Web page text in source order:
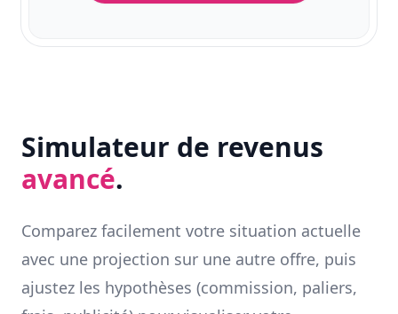
Simulateur de revenus
avancé.
Comparez facilement votre situation actuelle
avec une projection sur une autre offre, puis
ajustez les hypothèses (commission, paliers,